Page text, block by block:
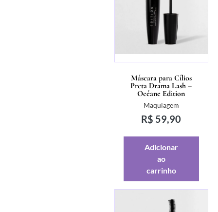
Máscara para Cílios
Preta Drama Lash –
Océane Edition
Maquiagem
R$ 59,90
Adicionar
ao
carrinho